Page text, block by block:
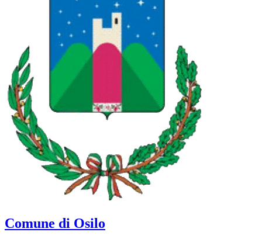
Comune di Osilo